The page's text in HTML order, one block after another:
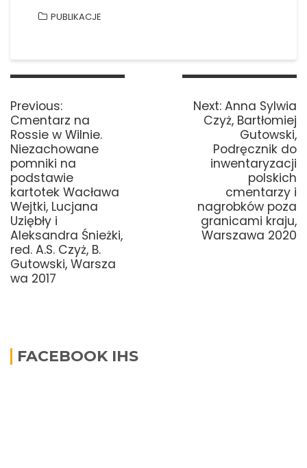
PUBLIKACJE
Nawigacja
Previous:Previous
post:
Cmentarz na
Rossie w Wilnie.
Niezachowane
pomniki na
podstawie
kartotek Wacława
Wejtki, Lucjana
Uziębły i
Aleksandra Śnieżki,
red. A.S. Czyż, B.
Gutowski, Warsza
wa 2017
Next: Next
post:
Anna Sylwia
Czyż, Bartłomiej
Gutowski,
Podręcznik do
inwentaryzacji
polskich
cmentarzy i
nagrobków poza
granicami kraju,
Warszawa 2020
FACEBOOK IHS